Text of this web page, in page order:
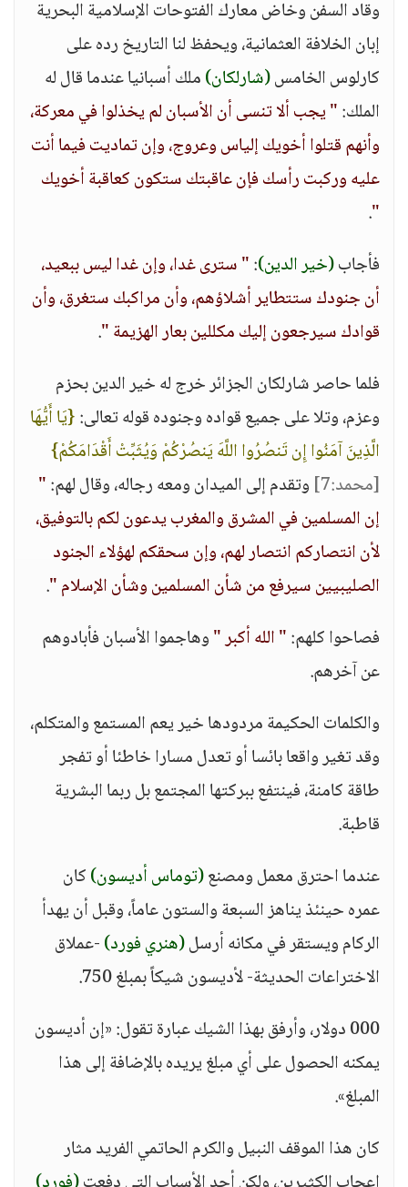
وقاد السفن وخاض معارك الفتوحات الإسلامية البحرية
إبان الخلافة العثمانية، ويحفظ لنا التاريخ رده على
كارلوس الخامس(شارلكان)ملك أسبانيا عندما قال له
الملك:" يجب ألا تنسى أن الأسبان لم يخذلوا في معركة،
وأنهم قتلوا أخويك إلياس وعروج، وإن تماديت فيما أنت
عليه وركبت رأسك فإن عاقبتك ستكون كعاقبة أخويك
"
.
فأجاب(خير الدين):" سترى غدا، وإن غدا ليس ببعيد،
أن جنودك ستتطاير أشلاؤهم، وأن مراكبك ستغرق، وأن
قوادك سيرجعون إليك مكللين بعار الهزيمة ".
فلما حاصر شارلكان الجزائر خرج له خير الدين بحزم
وعزم، وتلا على جميع قواده وجنوده قوله تعالى:{يَا أَيُّهَا
الَّذِينَ آمَنُوا إِن تَنصُرُوا اللَّهَ يَنصُرْكُمْ وَيُثَبِّتْ أَقْدَامَكُمْ}
[محمد:7]
وتقدم إلى الميدان ومعه رجاله، وقال لهم:"
إن المسلمين في المشرق والمغرب يدعون لكم بالتوفيق،
لأن انتصاركم انتصار لهم، وإن سحقكم لهؤلاء الجنود
الصليبيين سيرفع من شأن المسلمين وشأن الإسلام ".
فصاحوا كلهم:" الله أكبر "وهاجموا الأسبان فأبادوهم
عن آخرهم.
والكلمات الحكيمة مردودها خير يعم المستمع والمتكلم،
وقد تغير واقعا بائسا أو تعدل مسارا خاطئا أو تفجر
طاقة كامنة، فينتفع ببركتها المجتمع بل ربما البشرية
قاطبة.
عندما احترق معمل ومصنع(توماس أديسون)كان
عمره حينئذ يناهز السبعة والستون عاماً، وقبل أن يهدأ
الركام ويستقر في مكانه أرسل(هنري فورد)-عملاق
الاختراعات الحديثة- لأديسون شيكاً بمبلغ 750.
000 دولار، وأرفق بهذا الشيك عبارة تقول: «إن أديسون
يمكنه الحصول على أي مبلغ يريده بالإضافة إلى هذا
المبلغ».
كان هذا الموقف النبيل والكرم الحاتمي الفريد مثار